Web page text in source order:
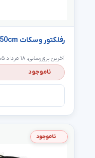
رفلکتور وسکات 5in1 100x150cm
آخرین بروزرسانی: ۱۸ مرداد ۱۴۰۵
ناموجود
ناموجود